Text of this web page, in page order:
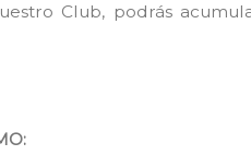
Club, podrás